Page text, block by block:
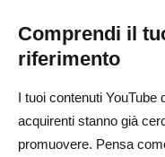
Comprendi il
riferimento
I tuoi contenuti
acquirenti stanno già
promuovere. Pensa